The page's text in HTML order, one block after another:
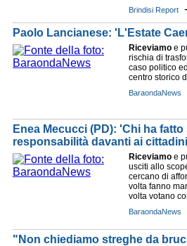
Brindisi Report -
Paolo Lancianese: 'L'Estate
Riceviamo e
rischia di
caso politico
centro storico
BaraondaNews
Enea Mecucci (PD): 'Chi ha
responsabilità davanti ai
Riceviamo e
usciti allo
cercano di
volta fanno
volta votano
BaraondaNews
"Non chiediamo streghe da